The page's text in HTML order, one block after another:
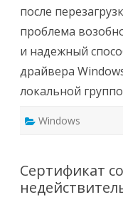
после
проблема
и надежный
драйвера
локальной
Windows
Сертификат